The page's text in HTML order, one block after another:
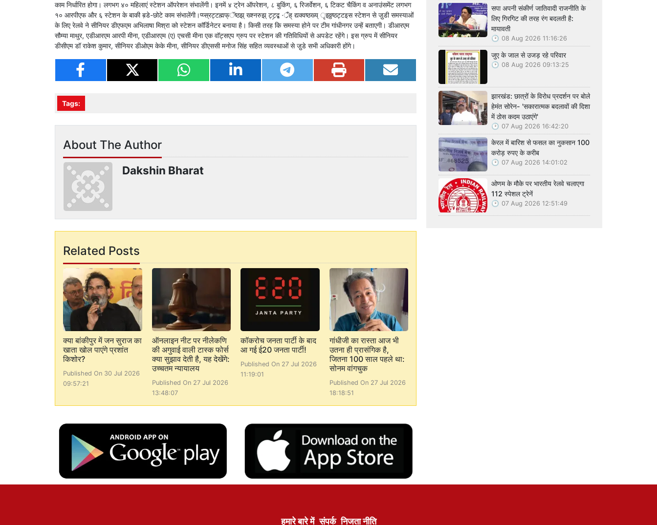
काम निर्धारित होगा। लगभग ४० महिलाएं स्टेशन ऑपरेशन संभालेंगी। इनमें ४ ट्रेन ऑपरेशन, ८ बुकिंग, ६ रिजर्वेशन, ६ टिकट चैकिंग व अनाउंसमेंट लगभग
१० आरपीएफ और ६ स्टेशन के बाकी ब़डे-छोटे काम संभालेंगी।प्य्स्रट्टह्मफ्ॅष्ठझ् ख्श्नरुझ् ट्टर्‍द्ब ·र्ैंह् द्यक्वष्ठख्य् ृझ्ठ्ठष्ठट्टइस स्टेशन से जु़डी समस्याओं
के लिए रेलवे ने सीनियर डीएफएम अभिलाषा मिश्रा को स्टेशन कॉर्डिनेटर बनाया है। किसी तरह कि समस्या होने पर टीम गांधीनगर उन्हें बताएगी। डीआरएम
सौम्या माथुर, एडीआरएम आरपी मीना, एडीआरएम (ए) एचसी मीना एक वॉट्सएप ग्रुप पर स्टेशन की गतिविधियों से अपडेट रहेंगे। इस ग्रुप में सीनियर
डीसीएम डॉ राकेश कुमार, सीनियर डीओएम केके मीना, सीनियर डीएससी मनोज सिंह सहित व्यवस्थाओं से जु़डे सभी अधिकारी होंगे।
Tags:
About The Author
Dakshin Bharat
Related Posts
क्या बांकीपुर में जन सुराज का
खाता खोल पाएंगे प्रशांत
किशोर?
Published On 30 Jul 2026
09:57:21
ऑनलाइन नीट पर नीलेकणि
की अगुवाई वाली टास्क फोर्स
क्या सुझाव देती है, यह देखेंगे:
उच्चतम न्यायालय
Published On 27 Jul 2026
13:48:07
कॉकरोच जनता पार्टी के बाद
आ गई ई20 जनता पार्टी!
Published On 27 Jul 2026
11:19:01
गांधीजी का रास्ता आज भी
उतना ही प्रासंगिक है,
जितना 100 साल पहले था:
सोनम वांगचुक
Published On 27 Jul 2026
18:18:51
सपा अपनी संकीर्ण जातिवादी राजनीति के
लिए गिरगिट की तरह रंग बदलती है:
मायावती
08 Aug 2026 11:16:26
जुए के जाल से उजड़ रहे परिवार
08 Aug 2026 09:13:25
झारखंड: छात्रों के विरोध प्रदर्शन पर बोले
हेमंत सोरेन- 'सकारात्मक बदलावों की दिशा
में ठोस कदम उठाएंगे'
07 Aug 2026 16:42:20
केरल में बारिश से फसल का नुकसान 100
करोड़ रुपए के करीब
07 Aug 2026 14:01:02
ओणम के मौके पर भारतीय रेलवे चलाएगा
112 स्पेशल ट्रेनें
07 Aug 2026 12:51:49
हमारे बारे में संपर्क निजता नीति